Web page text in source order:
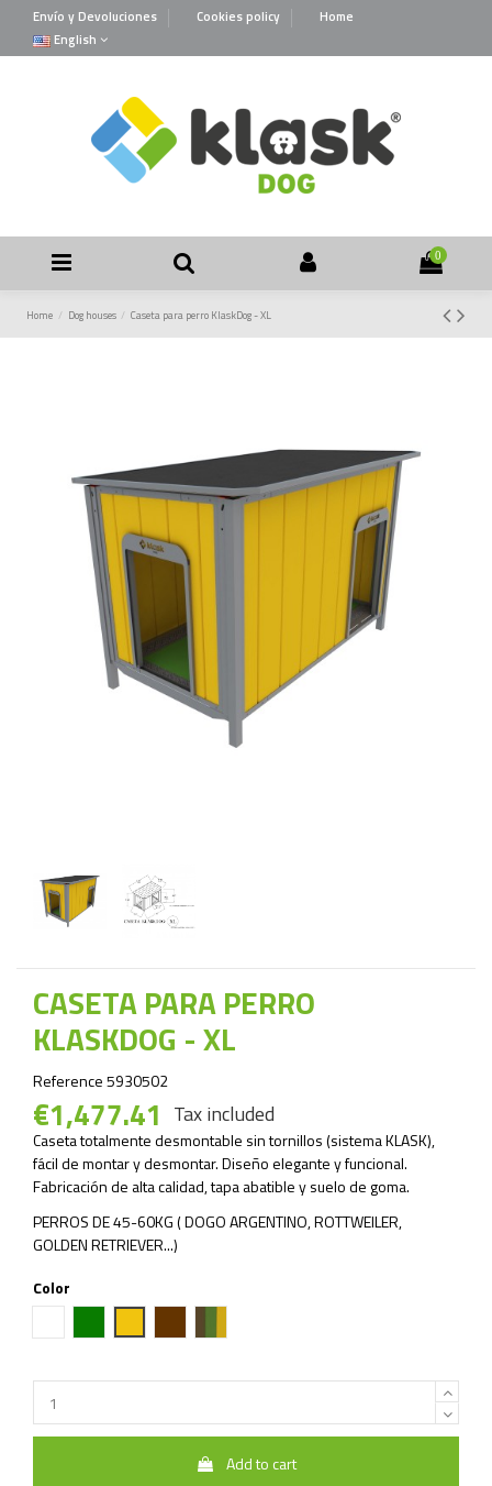
Envío y Devoluciones Cookies policy
Home
English
0
Home Dog houses Caseta para perro KlaskDog - XL
CASETA PARA PERRO
KLASKDOG - XL
Reference5930502
€1,477.41 Tax included
Caseta totalmente desmontable sin tornillos (sistema KLASK),
fácil de montar y desmontar. Diseño elegante y funcional.
Fabricación de alta calidad, tapa abatible y suelo de goma.
PERROS DE 45-60KG ( DOGO ARGENTINO, ROTTWEILER,
GOLDEN RETRIEVER...)
Color
Add to cart